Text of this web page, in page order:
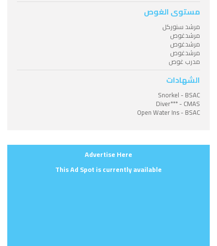
مستوى الغوص
مرشد سنوركل
مرشدغوص
مرشدغوص
مرشدغوص
مدرب غوص
الشهادات
Snorkel - BSAC
Diver*** - CMAS
Open Water Ins - BSAC
Advertise Here
This Ad Spot is currently available